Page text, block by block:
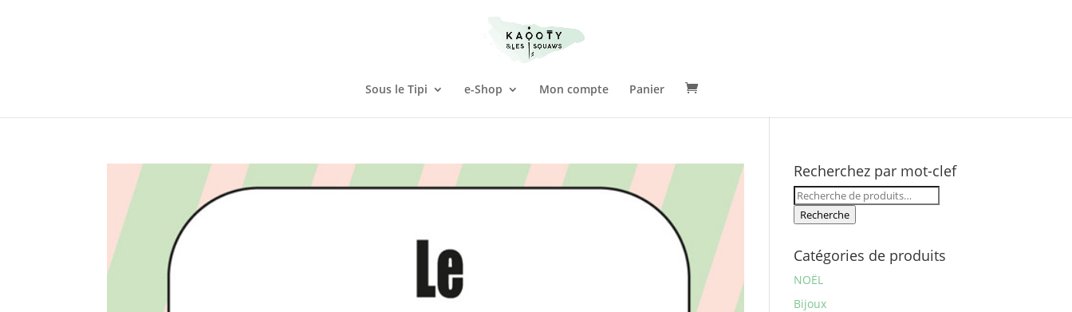
Sous le Tipi e-Shop Mon compte Panier
Recherchez par mot-clef
Recherche
pour :
Recherche
Catégories de produits
NOËL
Bijoux